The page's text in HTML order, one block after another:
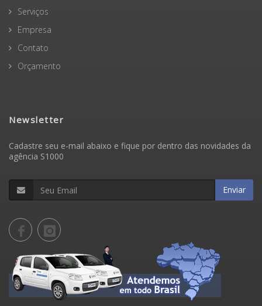
Serviços
Empresa
Contato
Orçamento
Newsletter
Cadastre seu e-mail abaixo e fique por dentro das novidades da
agência S1000
Enviar